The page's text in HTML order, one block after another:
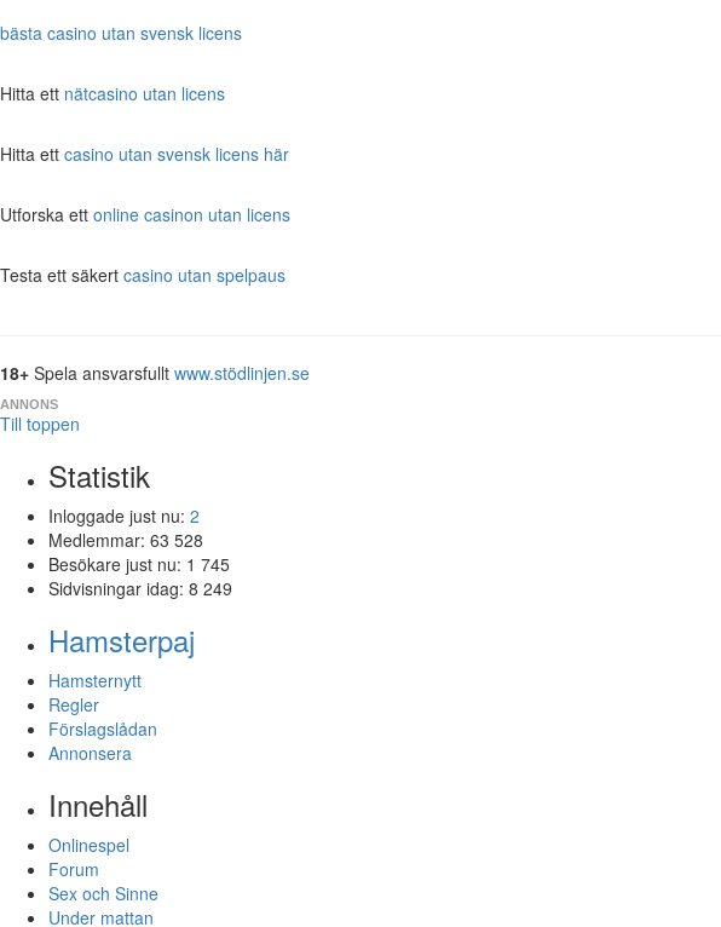
bästa casino utan svensk licens
Hitta ett nätcasino utan licens
Hitta ett casino utan svensk licens här
Utforska ett online casinon utan licens
Testa ett säkert casino utan spelpaus
18+ Spela ansvarsfullt www.stödlinjen.se
ANNONS
Till toppen
Statistik
Inloggade just nu: 2
Medlemmar: 63 528
Besökare just nu: 1 745
Sidvisningar idag: 8 249
Hamsterpaj
Hamsternytt
Regler
Förslagslådan
Annonsera
Innehåll
Onlinespel
Forum
Sex och Sinne
Under mattan